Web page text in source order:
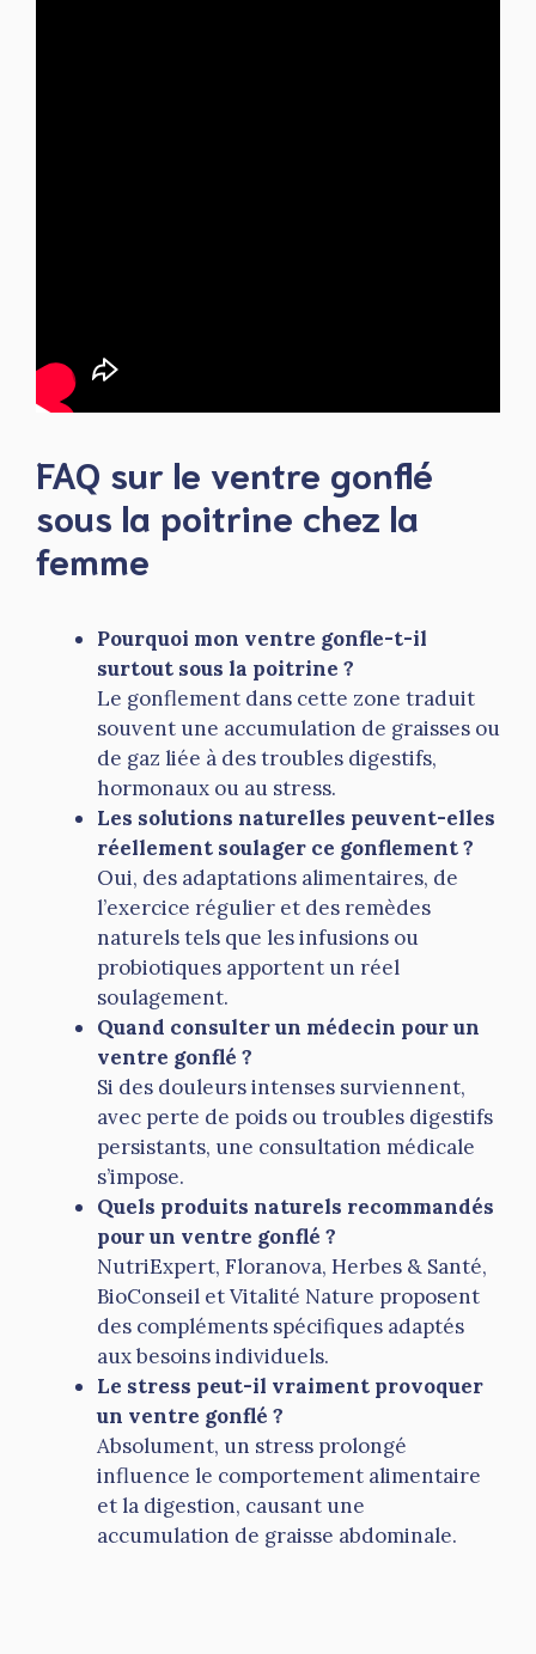
FAQ sur le ventre gonflé
sous la poitrine chez la
femme
Pourquoi mon ventre gonfle-t-il
surtout sous la poitrine ?
Le gonflement dans cette zone traduit
souvent une accumulation de graisses ou
de gaz liée à des troubles digestifs,
hormonaux ou au stress.
Les solutions naturelles peuvent-elles
réellement soulager ce gonflement ?
Oui, des adaptations alimentaires, de
l’exercice régulier et des remèdes
naturels tels que les infusions ou
probiotiques apportent un réel
soulagement.
Quand consulter un médecin pour un
ventre gonflé ?
Si des douleurs intenses surviennent,
avec perte de poids ou troubles digestifs
persistants, une consultation médicale
s’impose.
Quels produits naturels recommandés
pour un ventre gonflé ?
NutriExpert, Floranova, Herbes & Santé,
BioConseil et Vitalité Nature proposent
des compléments spécifiques adaptés
aux besoins individuels.
Le stress peut-il vraiment provoquer
un ventre gonflé ?
Absolument, un stress prolongé
influence le comportement alimentaire
et la digestion, causant une
accumulation de graisse abdominale.